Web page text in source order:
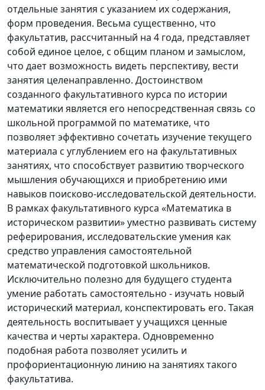
отдельные занятия с указанием их содержания,
форм проведения. Весьма существенно, что
факультатив, рассчитанный на 4 года, представляет
собой единое целое, с общим планом и замыслом,
что дает возможность видеть перспективу, вести
занятия целенаправленно. Достоинством
созданного факультативного курса по истории
математики является его непосредственная связь со
школьной программой по математике, что
позволяет эффективно сочетать изучение текущего
материала с углублением его на факультативных
занятиях, что способствует развитию творческого
мышления обучающихся и приобретению ими
навыков поисково-исследовательской деятельности.
В рамках факультативного курса «Математика в
историческом развитии» уместно развивать систему
реферирования, исследовательские умения как
средство управления самостоятельной
математической подготовкой школьников.
Исключительно полезно для будущего студента
умение работать самостоятельно - изучать новый
исторический материал, конспектировать его. Такая
деятельность воспитывает у учащихся ценные
качества и черты характера. Одновременно
подобная работа позволяет усилить и
профориентационную линию на занятиях такого
факультатива.